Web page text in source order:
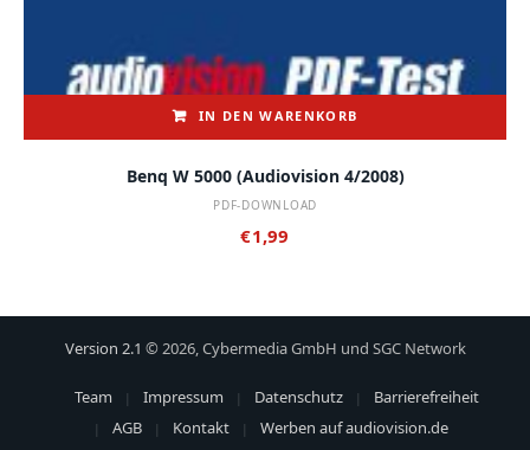
IN DEN WARENKORB
Benq W 5000 (audiovision 4/2008)
PDF-DOWNLOAD
€1,99
Version 2.1 © 2026, Cybermedia GmbH und SGC Network
Team Impressum Datenschutz
Barrierefreiheit
AGB
Kontakt Werben auf audiovision.de